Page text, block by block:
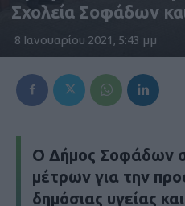
Σχολεία Σοφάδων
8 Ιανουαρίου 2021, 5:43 μμ
Ο Δήμος Σοφάδων
μέτρων για την
δημόσιας υγείας